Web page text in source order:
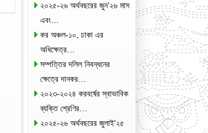
২০২৫-২৬ অর্থবছরের জুন’২৬ মাস
এবং…
কর অঞ্চল-১০, ঢাকা এর
অধিক্ষেত্র…
সম্পত্তির দলিল নিবন্ধনের
ক্ষেত্রে দানকর…
২০২৩-২০২৪ করবর্ষের স্বাভাবিক
ব্যক্তি শ্রেণির…
২০২৫-২৬ অর্থবছরের জুলাই’২৫